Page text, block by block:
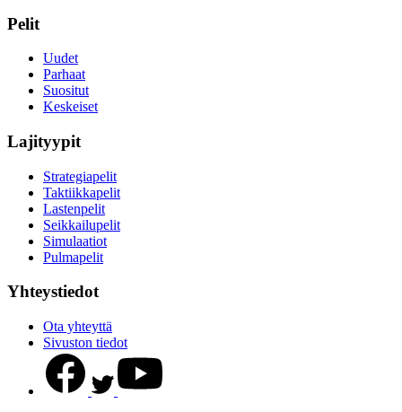
Pelit
Uudet
Parhaat
Suositut
Keskeiset
Lajityypit
Strategiapelit
Taktiikkapelit
Lastenpelit
Seikkailupelit
Simulaatiot
Pulmapelit
Yhteystiedot
Ota yhteyttä
Sivuston tiedot